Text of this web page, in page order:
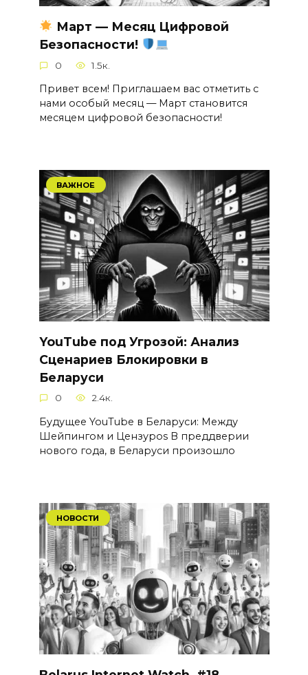
Март — Месяц Цифровой
Безопасности!
0 1.5к.
Привет всем! Приглашаем вас отметить с
нами особый месяц — Март становится
месяцем цифровой безопасности!
ВАЖНОЕ
YouTube под Угрозой: Анализ
Сценариев Блокировки в
Беларуси
0 2.4к.
Будущее YouTube в Беларуси: Между
Шейпингом и Цензуроs В преддверии
нового года, в Беларуси произошло
НОВОСТИ